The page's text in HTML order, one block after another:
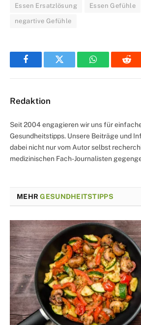
Essen Ersatzlösung Essen Gefühle
negartive Gefühle
FacebookTwitter WhatsApp
Redaktion
Seit 2004 engagieren wir uns für
Gesundheitstipps. Unsere Beiträge und
dabei nicht nur vom Autor selbst
medizinischen Fach-Journalisten
MEHRGESUNDHEITSTIPPS